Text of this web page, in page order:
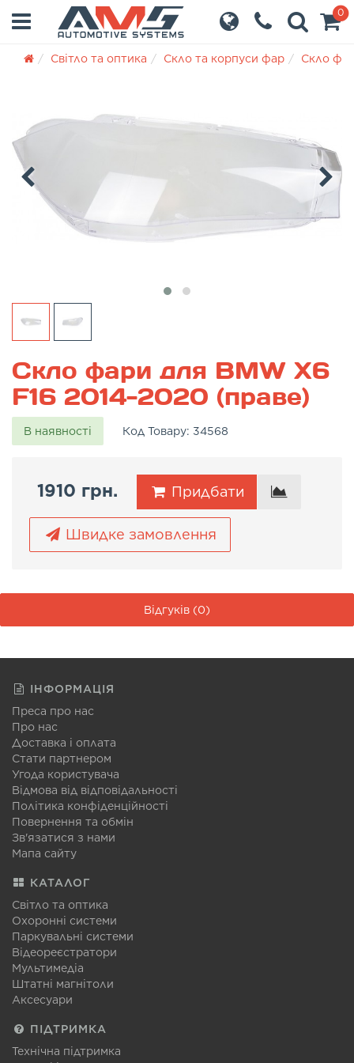
0
Світло та оптика Скло та корпуси фар Скло
Скло фари для BMW X6
F16 2014-2020 (праве)
В наявності Код Товару: 34568
1910 грн. Придбати
Швидке замовлення
Відгуків (0)
ІНФОРМАЦІЯ
Преса про нас
Про нас
Доставка і оплата
Стати партнером
Угода користувача
Відмова від відповідальності
Політика конфіденційності
Повернення та обмін
Зв'язатися з нами
Мапа сайту
КАТАЛОГ
Світло та оптика
Охоронні системи
Паркувальні системи
Відеореєстратори
Мультимедіа
Штатні магнітоли
Аксесуари
ПІДТРИМКА
Технічна підтримка